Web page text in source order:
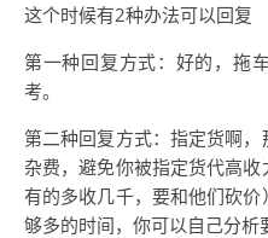
这个时候有2种办法可以回复
第一种回复方式：好的，拖
考。
第二种回复方式：指定货啊
杂费，避免你被指定货代高收
有的多收几千，要和他们砍
够多的时间，你可以自己分析